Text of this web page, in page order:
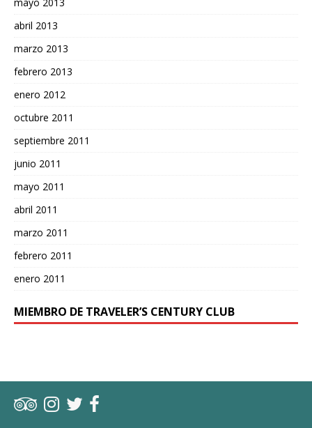
abril 2013
marzo 2013
febrero 2013
enero 2012
octubre 2011
septiembre 2011
junio 2011
mayo 2011
abril 2011
marzo 2011
febrero 2011
enero 2011
MIEMBRO DE TRAVELER’S CENTURY CLUB